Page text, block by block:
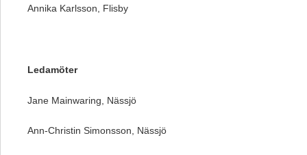
Annika Karlsson, Flisby
Ledamöter
Jane Mainwaring, Nässjö
Ann-Christin Simonsson, Nässjö